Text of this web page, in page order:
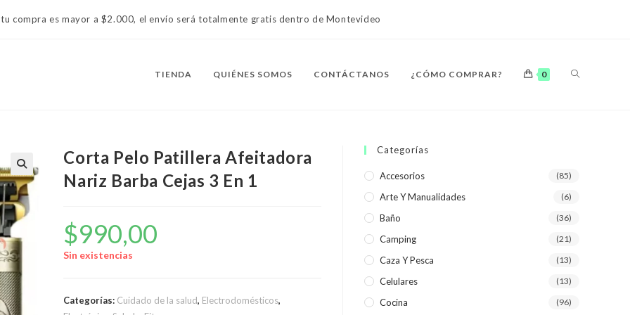
compra es mayor a $2.000, el envío será totalmente gratis dentro de Montevideo
TIENDA QUIÉNES SOMOS CONTÁCTANOS ¿CÓMO COMPRAR? 0 ALTERNAR
DE
LA
Corta Pelo Patillera Afeitadora
Nariz Barba Cejas 3 En 1
$990,00
Sin existencias
Categorías: Cuidado de la salud, Electrodomésticos,
Categorías
Accesorios (85)
Arte Y Manualidades (6)
Baño (36)
Camping (21)
Caza Y Pesca (13)
Celulares (13)
Cocina (96)